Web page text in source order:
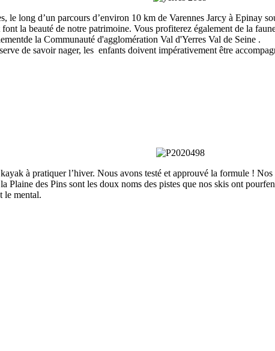
long d’un parcours d’environ 10 km de Varennes Jarcy à Epinay
la beauté de notre patrimoine. Vous profiterez également de la
la Communauté d'agglomération Val d'Yerres Val de Seine .
de savoir nager, les enfants doivent impérativement être
à pratiquer l’hiver. Nous avons testé et approuvé la formule !
des Pins sont les doux noms des pistes que nos skis ont
le mental.